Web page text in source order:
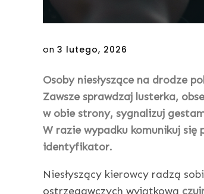
Posted
on 3 lutego, 2026
Osoby niesłyszące na drodze
Zawsze sprawdzaj lusterka,
w obie strony, sygnalizuj
W razie wypadku komunikuj się
identyfikator.
Niesłyszący kierowcy radzą
ostrzegawczych wyjątkową